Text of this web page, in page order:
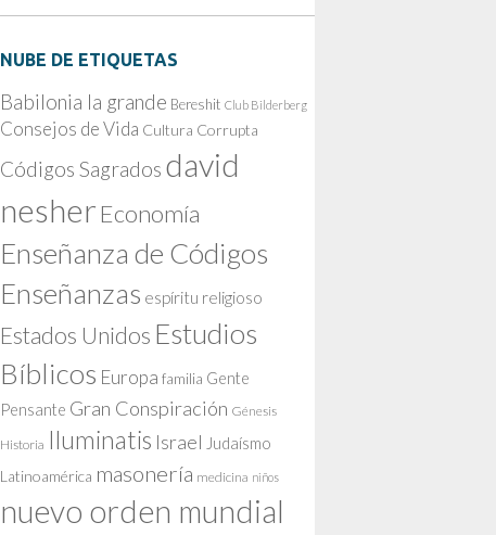
NUBE DE ETIQUETAS
Babilonia la grande Bereshit Club Bilderberg
Consejos de Vida Cultura Corrupta
Códigos Sagrados david
nesher Economía
Enseñanza de Códigos
Enseñanzas espíritu religioso
Estados Unidos Estudios
Bíblicos Europa familia Gente
Pensante Gran Conspiración Génesis
Historia Iluminatis Israel Judaísmo
Latinoamérica masonería medicina niños
nuevo orden mundial